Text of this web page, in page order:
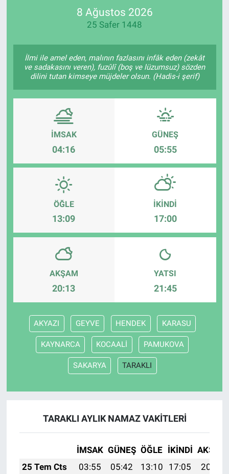
8 Ağustos 2026
25 Safer 1448
İlmi ile amel eden, malının fazlasını infâk eden (zekât
ve sadakasını veren), fuzûlî (boş ve lüzumsuz) sözden
dilini tutan kimseye müjdeler olsun. (Hadis-i şerif)
İMSAK
04:16
GÜNEŞ
05:55
ÖĞLE
13:09
İKINDI
17:00
AKŞAM
20:13
YATSI
21:45
AKYAZI GEYVE HENDEK KARASU
KAYNARCA KOCAALİ PAMUKOVA
SAKARYA TARAKLI
TARAKLI AYLIK NAMAZ VAKITLERI
İMSAK GÜNEŞ ÖĞLE İKINDI AKŞAM
25 Tem Cts
03:55 05:42 13:10 17:05
20:27
RESMİ İLANLAR